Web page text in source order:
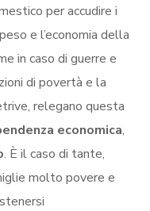
per accudire i
e l’economia della
in caso di guerre e
di povertà e la
relegano questa
economica,
. È il caso di tante,
molto povere e